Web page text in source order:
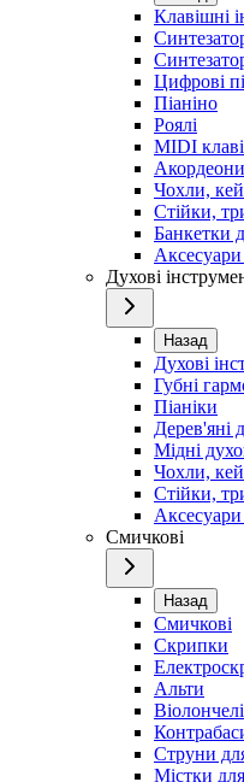
Клавішні
Цифрові
Піаніно
Роялі
MIDI
Акордеони
Чохли,
Стійки,
Банкетки
Духові
Назад
Духові
Губні
Піаніки
Дерев'яні
Мідні
Чохли,
Стійки,
Смичкові
Назад
Смичкові
Скрипки
Альти
Віолончелі
Струни
Містки